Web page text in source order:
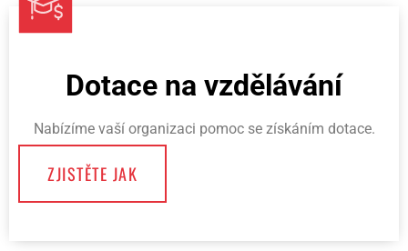
Dotace na vzdělávání
Nabízíme vaší organizaci pomoc se získáním dotace.
ZJISTĚTE JAK